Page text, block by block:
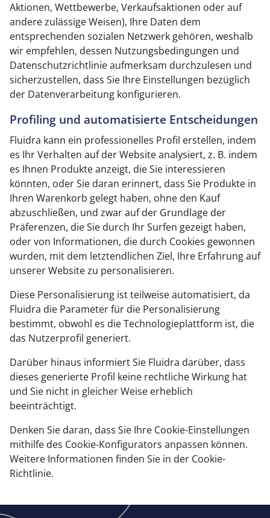
Aktionen, Wettbewerbe, Verkaufsaktionen oder auf
andere zulässige Weisen), Ihre Daten dem
entsprechenden sozialen Netzwerk gehören, weshalb
wir empfehlen, dessen Nutzungsbedingungen und
Datenschutzrichtlinie aufmerksam durchzulesen und
sicherzustellen, dass Sie Ihre Einstellungen bezüglich
der Datenverarbeitung konfigurieren.
Profiling und automatisierte Entscheidungen
Fluidra kann ein professionelles Profil erstellen, indem
es Ihr Verhalten auf der Website analysiert, z. B. indem
es Ihnen Produkte anzeigt, die Sie interessieren
könnten, oder Sie daran erinnert, dass Sie Produkte in
Ihren Warenkorb gelegt haben, ohne den Kauf
abzuschließen, und zwar auf der Grundlage der
Präferenzen, die Sie durch Ihr Surfen gezeigt haben,
oder von Informationen, die durch Cookies gewonnen
wurden, mit dem letztendlichen Ziel, Ihre Erfahrung auf
unserer Website zu personalisieren.
Diese Personalisierung ist teilweise automatisiert, da
Fluidra die Parameter für die Personalisierung
bestimmt, obwohl es die Technologieplattform ist, die
das Nutzerprofil generiert.
Darüber hinaus informiert Sie Fluidra darüber, dass
dieses generierte Profil keine rechtliche Wirkung hat
und Sie nicht in gleicher Weise erheblich
beeinträchtigt.
Denken Sie daran, dass Sie Ihre Cookie-Einstellungen
mithilfe des Cookie-Konfigurators anpassen können.
Weitere Informationen finden Sie in der Cookie-
Richtlinie.